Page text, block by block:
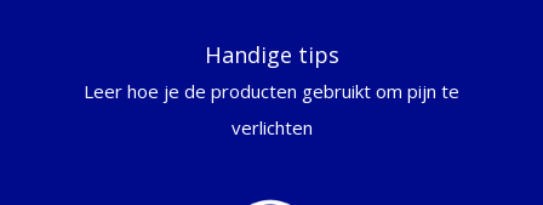
Handige tips
Leer hoe je de producten gebruikt om pijn te
verlichten